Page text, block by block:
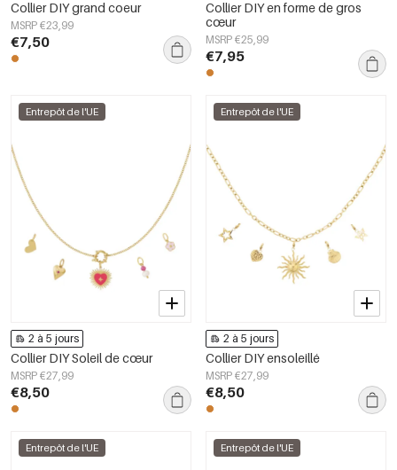
Collier DIY grand coeur
MSRP €23,99
€7,50
Collier DIY en forme de gros
cœur
MSRP €25,99
€7,95
Entrepôt de l'UE
2 à 5 jours
Collier DIY Soleil de cœur
MSRP €27,99
€8,50
Entrepôt de l'UE
2 à 5 jours
Collier DIY ensoleillé
MSRP €27,99
€8,50
Entrepôt de l'UE Entrepôt de l'UE